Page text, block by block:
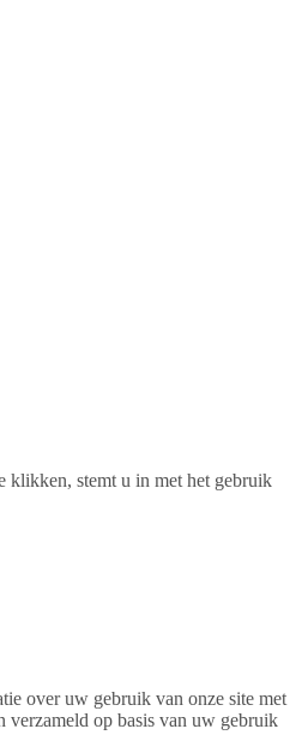
klikken, stemt u in met het gebruik
over uw gebruik van onze site met
verzameld op basis van uw gebruik